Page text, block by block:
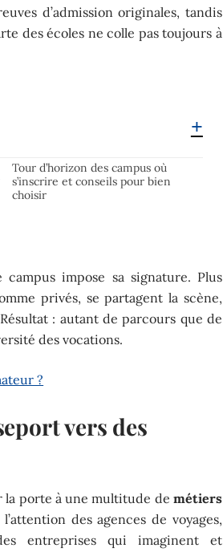
d’admission originales, tandis
des écoles ne colle pas toujours à
Tour d’horizon des campus où
s’inscrire et conseils pour bien
choisir
campus impose sa signature. Plus
privés, se partagent la scène,
: autant de parcours que de
des vocations.
?
vers des
la porte à une multitude de métiers
des agences de voyages,
entreprises qui imaginent et